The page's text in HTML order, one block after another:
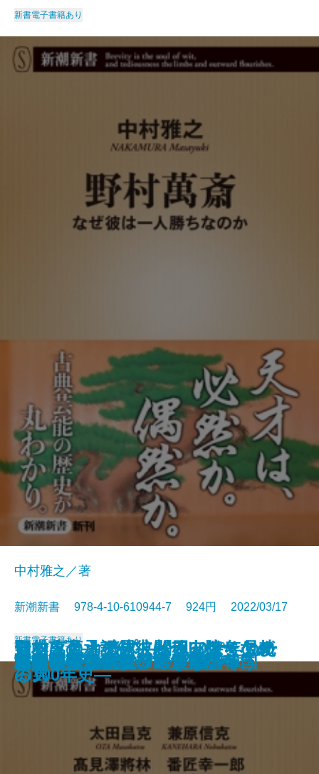
よくも言ってくれたよな
異論正論
一汁一菜でよいと至るまで
自衛隊最高幹部が語る台湾有事
「脱・自前」の日本成長戦略
日本人の承認欲求―テレワークが
さらした深層―
アントニオ猪木―闘魂60余年の軌
跡―
不倫と正義
首相官邸の2800日
新書電子書籍あり
野村萬斎―なぜ彼は一人勝ちなの
か―
中村雅之／著
新潮新書 978-4-10-610944-7 924円 2022/03/17
新書電子書籍あり
核兵器について、本音で話そう
知的に見える男、バカっぽく見え
る男
親鸞と道元
厚労省―劣化する巨大官庁―
背進の思想
マツダとカープ―松田ファミリー
の100年史―
「やりがい搾取」の農業論
イクメンの罠
日本の近代建築ベスト50
日本依存から脱却できない韓国